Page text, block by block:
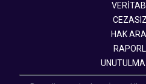
HAK
UNUTULMA